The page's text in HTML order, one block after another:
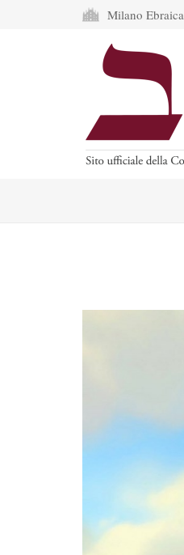
Milano